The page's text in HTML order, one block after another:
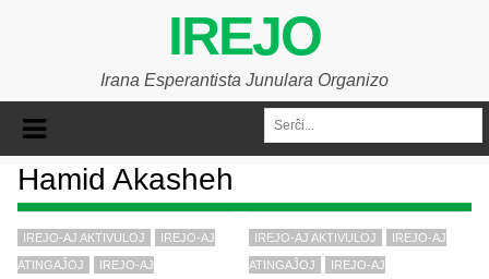
IREJO
Irana Esperantista Junulara Organizo
Hamid Akasheh
IREJO-AJ AKTIVULOJ IREJO-AJ
ATINGAĴOJ IREJO-AJ
IREJO-AJ AKTIVULOJ IREJO-AJ
ATINGAĴOJ IREJO-AJ